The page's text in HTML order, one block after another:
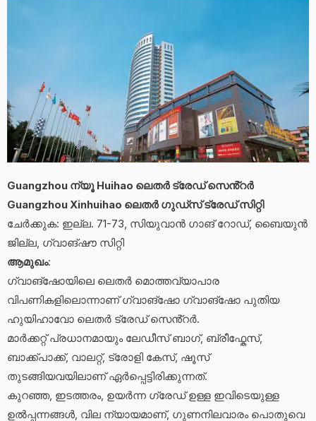
Guangzhou ന്യൂ Huihao ലെതർ ട്രേഡ് സെൻ്റർ
Guangzhou Xinhuihao ലെതർ ഗുഡ്സ് ട്രേഡ് സിറ്റി
ചേർക്കുക: ഇല്ല. 71-73, സിയുവാൻ ഗാങ് റോഡ്, ബൈയുൻ
ജില്ല, ഗ്വാങ്‌ഷൗ സിറ്റി
ആമുഖം:
ഗ്വാങ്‌ഷോയിലെ ലെതർ മൊത്തവ്യാപാര
വിപണികളിലൊന്നാണ് ഗ്വാങ്‌ഷോ ഗ്വാങ്‌ഷോ പുതിയ
ഹുയിഹാവോ ലെതർ ട്രേഡ് സെൻ്റർ.
മാർക്കറ്റ് പ്രധാനമായും ലേഡീസ് ബാഗ്, ബ്രീഫ്കേസ്,
ബാക്ക്പാക്ക്, വാലറ്റ്, ട്രോളി കേസ്, ഷൂസ്
തുടങ്ങിയവയിലാണ് ഏർപ്പെട്ടിരിക്കുന്നത്.
കുറഞ്ഞ, ഇടത്തരം, ഉയർന്ന ഗ്രേഡ് ഉള്ള ഇവിടെയുള്ള
ഉൽപ്പന്നങ്ങൾ, വില ന്യായമാണ്, ഗുണനിലവാരം പൊതുവെ